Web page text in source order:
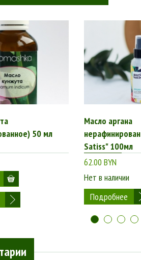
50 мл
Масло аргана
Satiss" 100мл
62.00 BYN
Нет в наличии
Подробнее